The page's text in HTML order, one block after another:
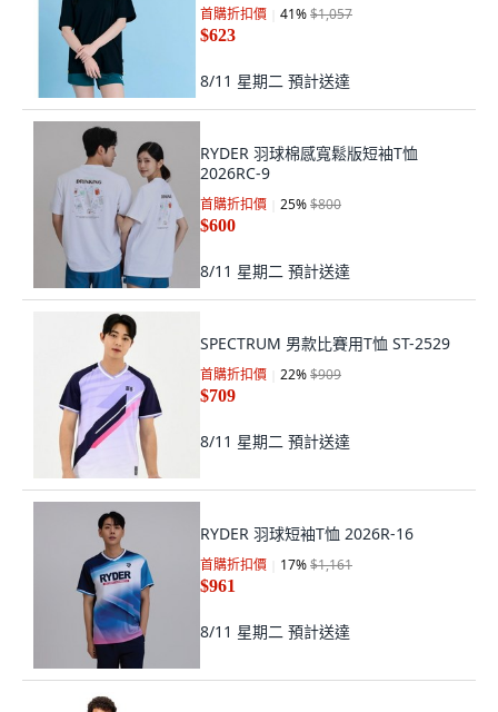
首購折扣價 41%$1,057
$623
8/11 星期二 預計送達
RYDER 羽球棉感寬鬆版短袖T恤
2026RC-9
首購折扣價 25%$800
$600
8/11 星期二 預計送達
SPECTRUM 男款比賽用T恤 ST-2529
首購折扣價 22%$909
$709
8/11 星期二 預計送達
RYDER 羽球短袖T恤 2026R-16
首購折扣價 17%$1,161
$961
8/11 星期二 預計送達